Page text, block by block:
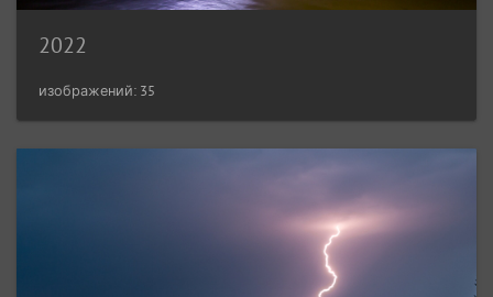
2022
изображений: 35